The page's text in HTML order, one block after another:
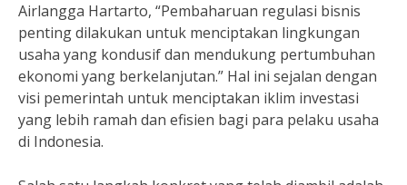
Airlangga Hartarto, “Pembaharuan regulasi bisnis
penting dilakukan untuk menciptakan lingkungan
usaha yang kondusif dan mendukung pertumbuhan
ekonomi yang berkelanjutan.” Hal ini sejalan dengan
visi pemerintah untuk menciptakan iklim investasi
yang lebih ramah dan efisien bagi para pelaku usaha
di Indonesia.